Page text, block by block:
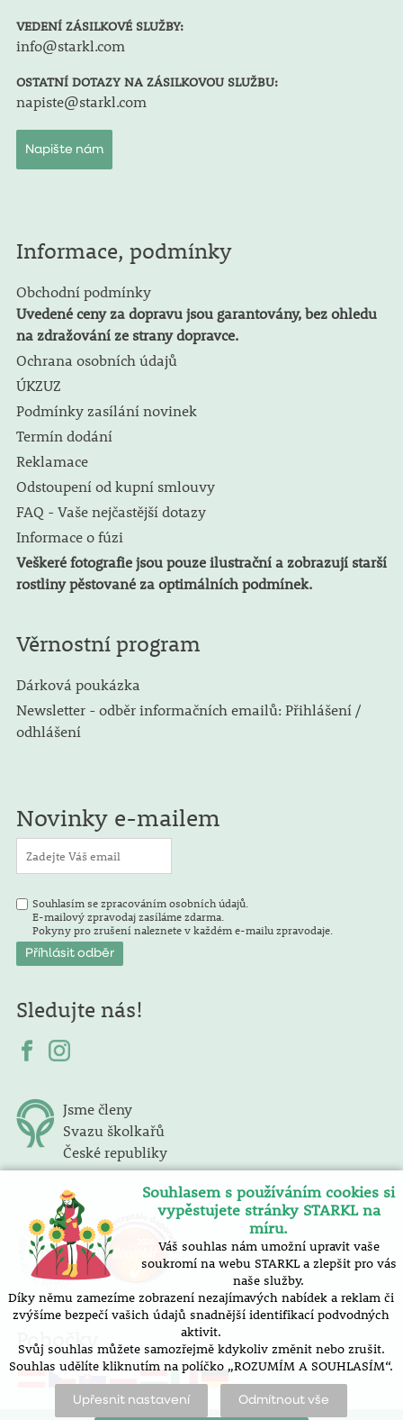
VEDENÍ ZÁSILKOVÉ SLUŽBY:
info@starkl.com
OSTATNÍ DOTAZY NA ZÁSILKOVOU SLUŽBU:
napiste@starkl.com
Napište nám
Informace, podmínky
Obchodní podmínky
Uvedené ceny za dopravu jsou garantovány, bez ohledu
na zdražování ze strany dopravce.
Ochrana osobních údajů
ÚKZUZ
Podmínky zasílání novinek
Termín dodání
Reklamace
Odstoupení od kupní smlouvy
FAQ - Vaše nejčastější dotazy
Informace o fúzi
Veškeré fotografie jsou pouze ilustrační a zobrazují starší
rostliny pěstované za optimálních podmínek.
Věrnostní program
Dárková poukázka
Newsletter - odběr informačních emailů: Přihlášení /
odhlášení
Novinky e-mailem
Souhlasím se zpracováním osobních údajů.
E-mailový zpravodaj zasíláme zdarma.
Pokyny pro zrušení naleznete v každém e-mailu zpravodaje.
Sledujte nás!
Jsme členy
Svazu školkařů
České republiky
Pobočky
Souhlasem s používáním cookies si
vypěstujete stránky STARKL na
míru.
Váš souhlas nám umožní upravit vaše
soukromí na webu STARKL a zlepšit pro vás
naše služby.
Díky němu zamezíme zobrazení nezajímavých nabídek a reklam či
zvýšíme bezpečí vašich údajů snadnější identifikací podvodných
aktivit.
Svůj souhlas můžete samozřejmě kdykoliv změnit nebo zrušit.
Souhlas udělíte kliknutím na políčko „ROZUMÍM A SOUHLASÍM“.
Upřesnit nastavení Odmítnout vše